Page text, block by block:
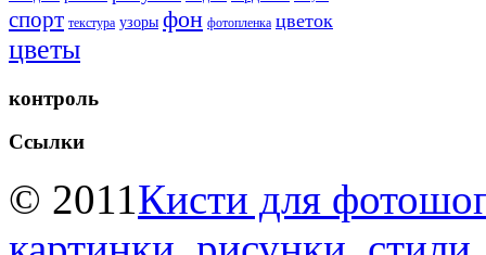
спорт текстура узоры фон фотопленка цветок
цветы
контроль
Ссылки
© 2011Кисти для